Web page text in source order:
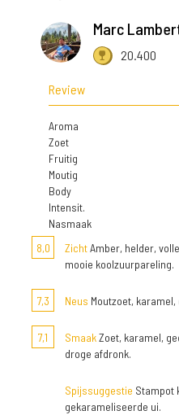
Marc
20.400
Review
Aroma
Zoet
Fruitig
Moutig
Body
Intensit.
Nasmaak
8,0
ZichtAmber, helder,
mooie koolzuurpareling.
7,3 Neus Moutzoet,
7,1 SmaakZoet, karamel,
droge afdronk.
Spijssuggestie Stampot
gekarameliseerde ui.